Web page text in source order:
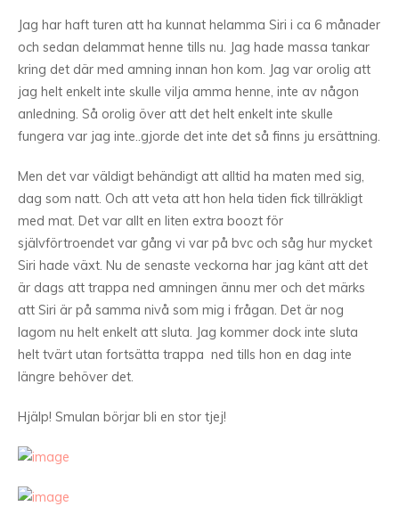
Jag har haft turen att ha kunnat helamma Siri i ca 6 månader
och sedan delammat henne tills nu. Jag hade massa tankar
kring det där med amning innan hon kom. Jag var orolig att
jag helt enkelt inte skulle vilja amma henne, inte av någon
anledning. Så orolig över att det helt enkelt inte skulle
fungera var jag inte..gjorde det inte det så finns ju ersättning.
Men det var väldigt behändigt att alltid ha maten med sig,
dag som natt. Och att veta att hon hela tiden fick tillräkligt
med mat. Det var allt en liten extra boozt för
självförtroendet var gång vi var på bvc och såg hur mycket
Siri hade växt. Nu de senaste veckorna har jag känt att det
är dags att trappa ned amningen ännu mer och det märks
att Siri är på samma nivå som mig i frågan. Det är nog
lagom nu helt enkelt att sluta. Jag kommer dock inte sluta
helt tvärt utan fortsätta trappa ned tills hon en dag inte
längre behöver det.
Hjälp! Smulan börjar bli en stor tjej!